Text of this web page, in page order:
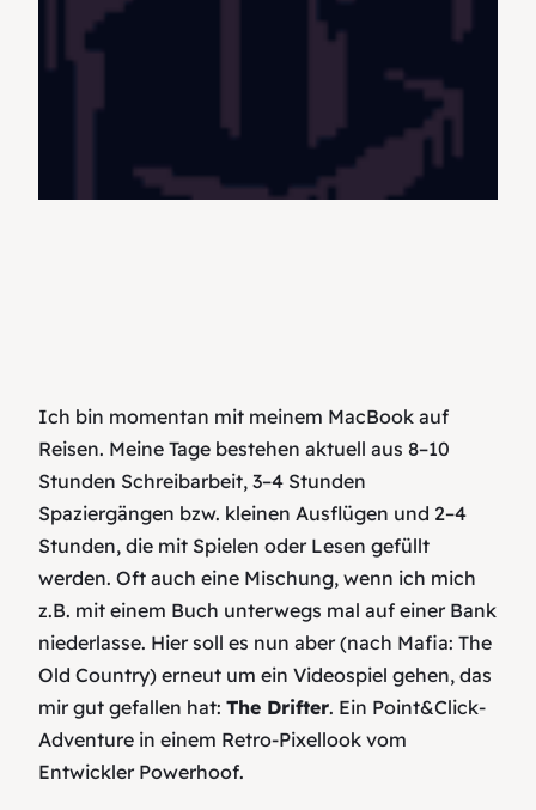
Ich bin momentan mit meinem MacBook auf
Reisen. Meine Tage bestehen aktuell aus 8–10
Stunden Schreibarbeit, 3–4 Stunden
Spaziergängen bzw. kleinen Ausflügen und 2–4
Stunden, die mit Spielen oder Lesen gefüllt
werden. Oft auch eine Mischung, wenn ich mich
z.B. mit einem Buch unterwegs mal auf einer Bank
niederlasse. Hier soll es nun aber (nach Mafia: The
Old Country) erneut um ein Videospiel gehen, das
mir gut gefallen hat: The Drifter. Ein Point&Click-
Adventure in einem Retro-Pixellook vom
Entwickler Powerhoof.